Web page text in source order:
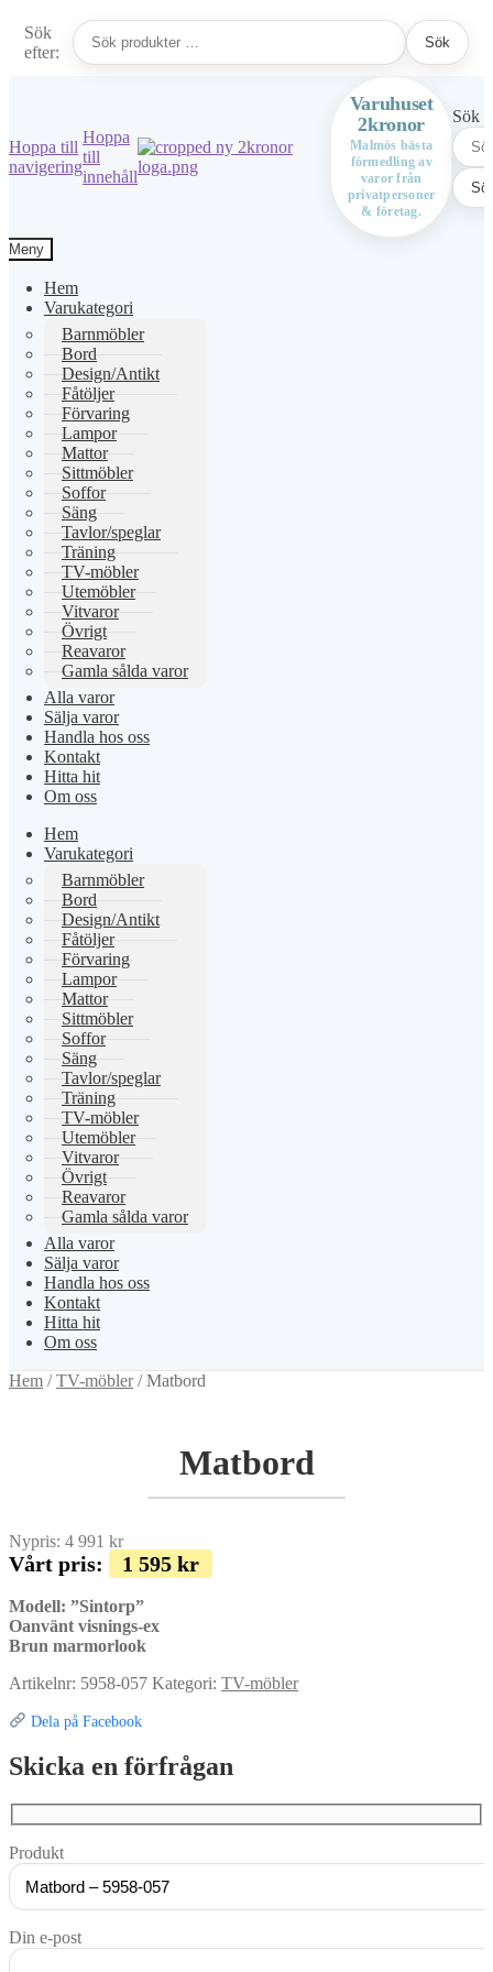
Sök
efter:
Sök
Hoppa till
navigering
Hoppa
till
innehåll
Varuhuset
2kronor
Malmös bästa
förmedling av
varor från
privatpersoner
& företag.
Sök
Meny
Hem
Varukategori
Barnmöbler
Bord
Design/Antikt
Fåtöljer
Förvaring
Lampor
Mattor
Sittmöbler
Soffor
Säng
Tavlor/speglar
Träning
TV-möbler
Utemöbler
Vitvaror
Övrigt
Reavaror
Gamla sålda varor
Alla varor
Sälja varor
Handla hos oss
Kontakt
Hitta hit
Om oss
Hem
Varukategori
Barnmöbler
Bord
Design/Antikt
Fåtöljer
Förvaring
Lampor
Mattor
Sittmöbler
Soffor
Säng
Tavlor/speglar
Träning
TV-möbler
Utemöbler
Vitvaror
Övrigt
Reavaror
Gamla sålda varor
Alla varor
Sälja varor
Handla hos oss
Kontakt
Hitta hit
Om oss
Hem /TV-möbler/Matbord
Matbord
Nypris: 4 991 kr
Vårt pris: 1 595 kr
Modell: ”Sintorp”
Oanvänt visnings-ex
Brun marmorlook
Artikelnr: 5958-057 Kategori: TV-möbler
Dela på Facebook
Skicka en förfrågan
Produkt
Din e-post